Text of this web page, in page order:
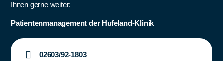
Ihnen gerne weiter:
Patientenmanagement der Hufeland-Klinik
02603/92-1803